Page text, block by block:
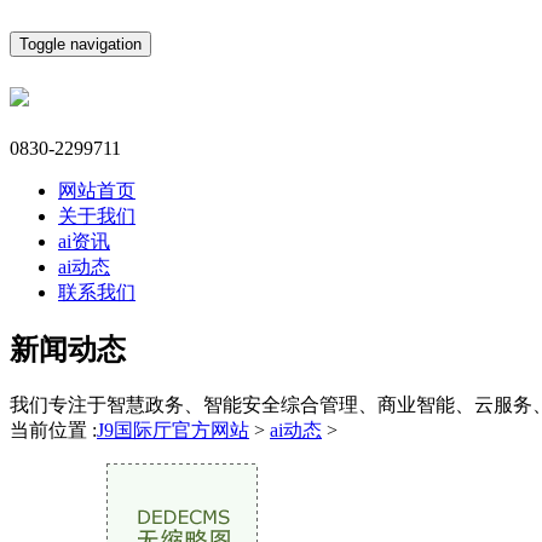
Toggle navigation
0830-2299711
网站首页
关于我们
ai资讯
ai动态
联系我们
新闻动态
我们专注于智慧政务、智能安全综合管理、商业智能、云服务
当前位置 :J9国际厅官方网站 > ai动态 >